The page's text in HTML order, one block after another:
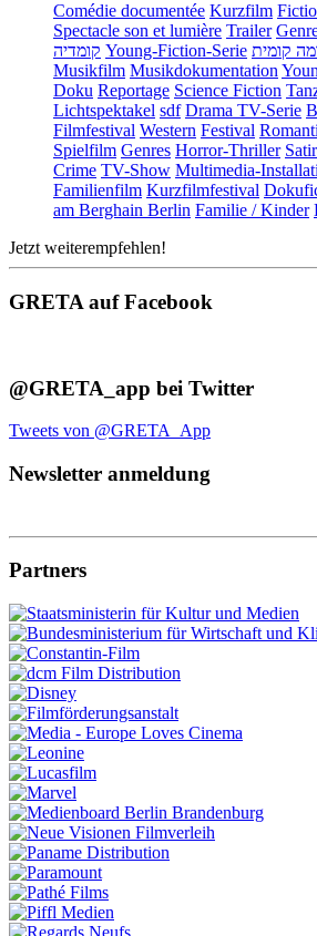
Comédie documentée Kurzfilm
Spectacle son et lumière Trailer
קומדיה Young-Fiction-Serie קומית
Musikfilm Musikdokumentation
Doku Reportage Science Fiction
Lichtspektakel sdf Drama TV-Serie
Filmfestival Western Festival
Spielfilm Genres Horror-Thriller
Crime TV-Show Multimedia-
Familienfilm Kurzfilmfestival
am Berghain Berlin Familie / Kinder
Jetzt weiterempfehlen!
GRETA auf Facebook
@GRETA_app bei Twitter
Tweets von @GRETA_App
Newsletter anmeldung
Partners